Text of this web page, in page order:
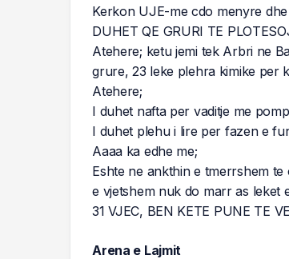
Kerkon UJE-me cdo menyre
DUHET QE GRURI TE
Atehere; ketu jemi tek Arbri ne
grure, 23 leke plehra kimike per
Atehere;
I duhet nafta per vaditje me
I duhet plehu i lire per fazen e
Aaaa ka edhe me;
Eshte ne ankthin e tmerrshem
e vjetshem nuk do marr as leket
31 VJEC, BEN KETE PUNE TE
Arena e Lajmit